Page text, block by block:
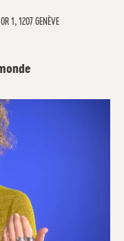
1, 1207 GENÈVE